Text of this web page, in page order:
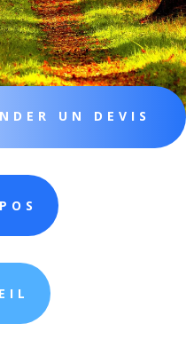
UN DEVIS